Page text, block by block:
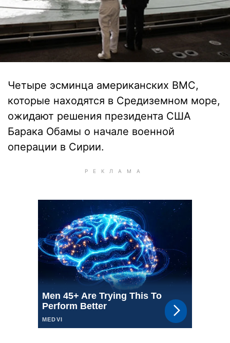
Четыре эсминца американских ВМС,
которые находятся в Средиземном море,
ожидают решения президента США
Барака Обамы о начале военной
операции в Сирии.